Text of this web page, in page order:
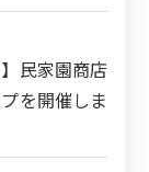
民家園商店
を開催しま